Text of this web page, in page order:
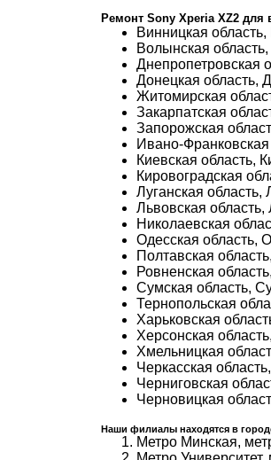
Ремонт Sony Xperia XZ2 для
Винницкая
Волынская
Днепропетровская
Донецкая область,
Житомирская
Закарпатская
Запорожская
Ивано-
Киевская область,
Кировоградская
Луганская область,
Львовская область,
Николаевская
Одесская область,
Полтавская
Ровненская
Сумская область,
Тернопольская
Харьковская
Херсонская
Хмельницкая
Черкасская
Черниговская
Черновицкая
Наши филиалы находятся в
Метро Минская,